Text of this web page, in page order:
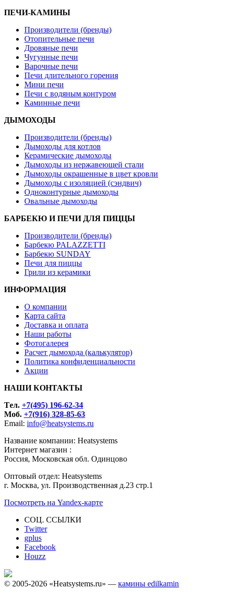
ПЕЧИ-КАМИНЫ
Производители (бренды)
Отопительные печи
Дровяные печи
Чугунные печи
Варочные печи
Печи длительного горения
Мини печи
Печи с водяным контуром
Каминные печи
ДЫМОХОДЫ
Производители (бренды)
Дымоходы для котлов
Керамические дымоходы
Дымоходы из нержавеющей стали
Дымоходы окрашенные в цвет кровли
Дымоходы с изоляцией (сэндвич)
Одноконтурные дымоходы
Овальные дымоходы
БАРБЕКЮ И ПЕЧИ ДЛЯ ПИЦЦЫ
Производители (бренды)
Барбекю PALAZZETTI
Барбекю SUNDAY
Печи для пиццы
Грили из керамики
ИНФОРМАЦИЯ
О компании
Карта сайта
Доставка и оплата
Наши работы
Фотогалерея
Расчет дымохода (калькулятор)
Политика конфиденциальности
Акции
НАШИ КОНТАКТЫ
Tел. +7(495) 196-62-34
Моб. +7(916) 328-85-63
Email: info@heatsystems.ru
Название компании: Heatsystems
Интернет магазин :
Россия, Московская обл. Одинцово
Оптовый отдел: Heatsystems
г. Москва, ул. Производственная д.23 стр.1
Посмотреть на Yandex-карте
СОЦ. ССЫЛКИ
Twitter
gplus
Facebook
Houzz
© 2005-2026 «Heatsystems.ru» — камины edilkamin